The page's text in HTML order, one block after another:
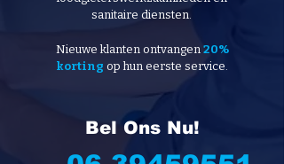
sanitaire diensten.
Nieuwe klanten ontvangen 20%
korting op hun eerste service.
Bel Ons Nu!